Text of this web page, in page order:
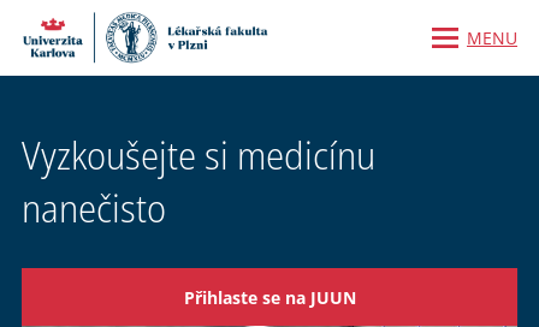
MENU
Vyzkoušejte si medicínu
nanečisto
Přihlaste se na JUUN